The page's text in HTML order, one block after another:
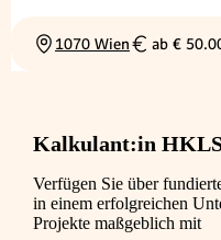
Ortschaft
1070 Wien
Gehalt
ab €
Kalkulant:in HKLS
Verfügen Sie über
in einem erfolgreichen
Projekte maßgeblich mit